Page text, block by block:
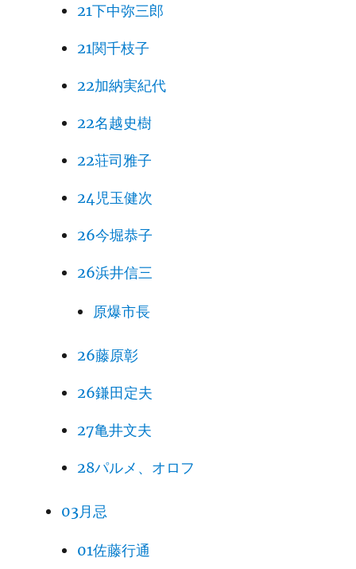
21下中弥三郎
21関千枝子
22加納実紀代
22名越史樹
22荘司雅子
24児玉健次
26今堀恭子
26浜井信三
原爆市長
26藤原彰
26鎌田定夫
27亀井文夫
28パルメ、オロフ
03月忌
01佐藤行通